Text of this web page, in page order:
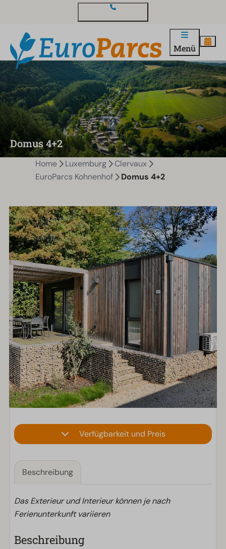
Menü
Domus 4+2
Home Luxemburg
Clervaux
EuroParcs Kohnenhof
Domus 4+2
Verfügbarkeit und Preis
Beschreibung
Das Exterieur und Interieur können je nach
Ferienunterkunft variieren
Beschreibung